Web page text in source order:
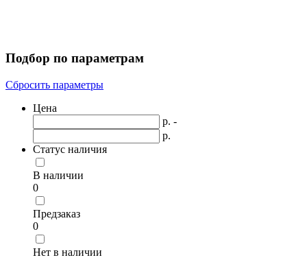
Подбор по параметрам
Сбросить параметры
Цена
р. -
р.
Статус наличия
В наличии
0
Предзаказ
0
Нет в наличии